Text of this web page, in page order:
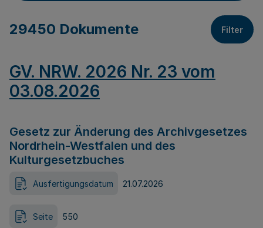
29450 Dokumente Filter
GV. NRW. 2026 Nr. 23 vom
03.08.2026
Gesetz zur Änderung des Archivgesetzes
Nordrhein-Westfalen und des
Kulturgesetzbuches
Ausfertigungsdatum 21.07.2026
Seite 550